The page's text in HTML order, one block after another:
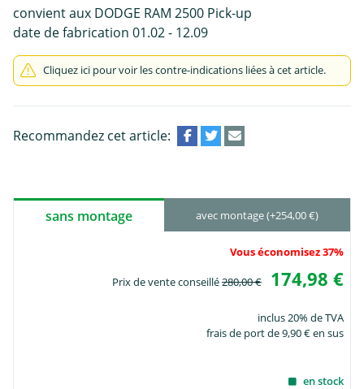
convient aux DODGE RAM 2500 Pick-up
date de fabrication 01.02 - 12.09
Cliquez ici pour voir les contre-indications liées à cet article.
Recommandez cet article:
sans montage avec montage (+254,00 €)
Vous économisez 37%
Prix de vente conseillé280,00 € 174,98 €
inclus 20% de TVA
frais de port de 9,90 € en sus
en stock